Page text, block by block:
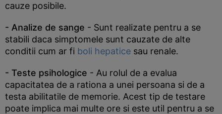
cauze posibile.
- Analize de sange - Sunt realizate pentru a se
stabili daca simptomele sunt cauzate de alte
conditii cum ar fi boli hepatice sau renale.
- Teste psihologice - Au rolul de a evalua
capacitatea de a rationa a unei persoana si de a
testa abilitatile de memorie. Acest tip de testare
poate implica mai multe ore si este util pentru a se